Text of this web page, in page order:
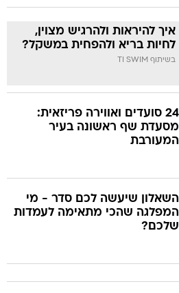
איך להיראות ולהרגיש מצוין,
לחיות בריא ולהפחית במשקל?
בשיתוף TI SWIM
24 סועדים ואווירה פריזאית:
מסעדת שף ראשונה בעיר
המעורבת
השאלון שיעשה לכם סדר - מי
המפלגה שהכי מתאימה לעמדות
שלכם?